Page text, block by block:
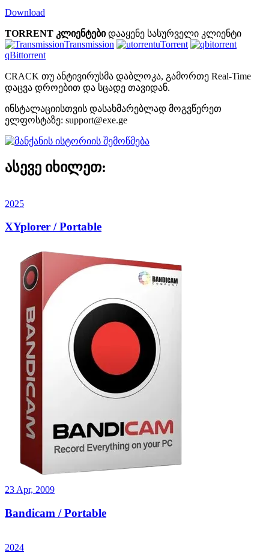
Download
TORRENT კლიენტები დააყენე სასურველი კლიენტი
Transmission
uTorrent
qBittorrent
CRACK თუ ანტივირუსმა დაბლოკა, გამორთე Real-Time
დაცვა დროებით და სცადე თავიდან.
ინსტალაციისთვის დასახმარებლად მოგვწერეთ
ელფოსტაზე: support@exe.ge
ასევე იხილეთ:
2025
XYplorer / Portable
23 Apr, 2009
Bandicam / Portable
2024